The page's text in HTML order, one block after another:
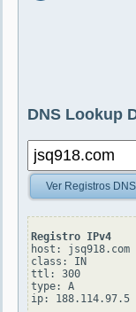
DNS Lookup
Ver Registros DNS
Registro IPv4
host: jsq918.com
class: IN
ttl: 300
type: A